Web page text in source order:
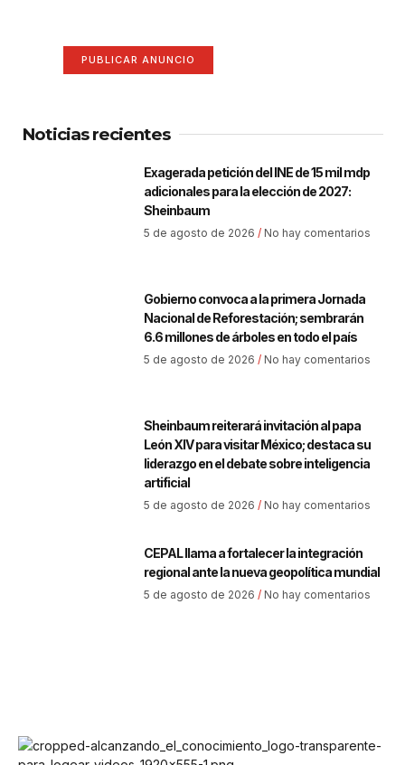
PUBLICAR ANUNCIO
Noticias recientes
Exagerada petición del INE de 15 mil mdp
adicionales para la elección de 2027:
Sheinbaum
5 de agosto de 2026 No hay comentarios
Gobierno convoca a la primera Jornada
Nacional de Reforestación; sembrarán
6.6 millones de árboles en todo el país
5 de agosto de 2026 No hay comentarios
Sheinbaum reiterará invitación al papa
León XIV para visitar México; destaca su
liderazgo en el debate sobre inteligencia
artificial
5 de agosto de 2026 No hay comentarios
CEPAL llama a fortalecer la integración
regional ante la nueva geopolítica mundial
5 de agosto de 2026 No hay comentarios